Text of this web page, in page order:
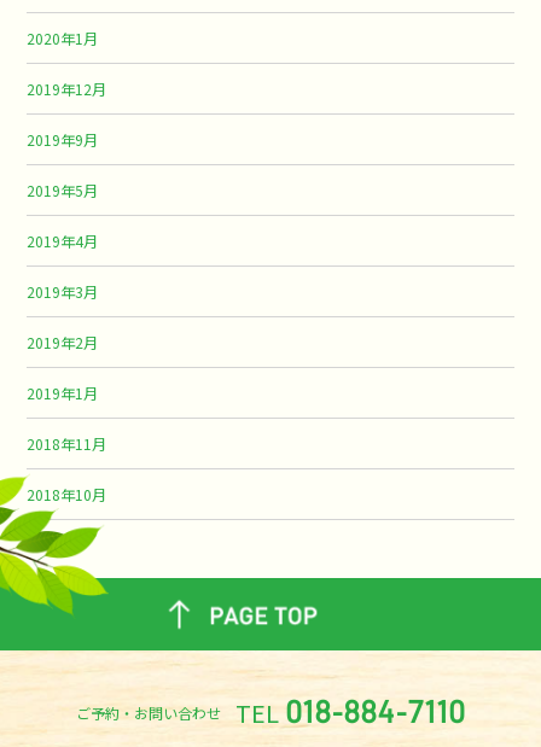
2020年1月
2019年12月
2019年9月
2019年5月
2019年4月
2019年3月
2019年2月
2019年1月
2018年11月
2018年10月
ご予約・お問い合わせ TEL018-884-7110